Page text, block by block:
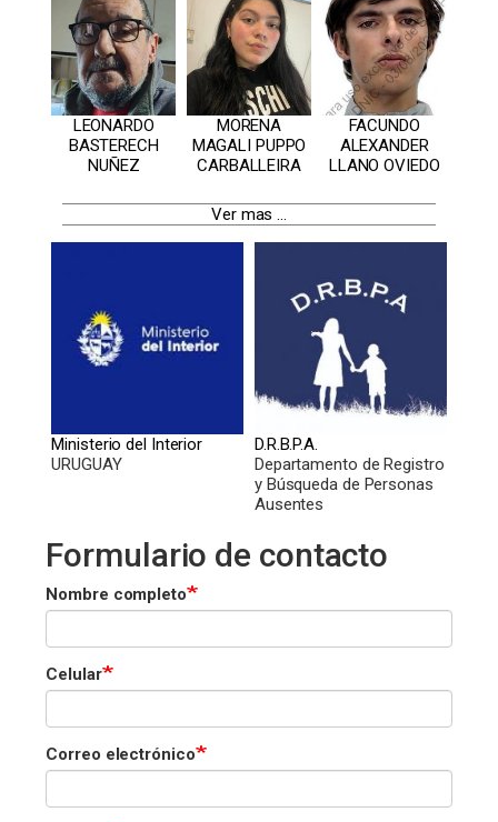
LEONARDO
BASTERECH
NUÑEZ
MORENA
MAGALI PUPPO
CARBALLEIRA
FACUNDO
ALEXANDER
LLANO OVIEDO
Ver mas ...
Ministerio del Interior
URUGUAY
D.R.B.P.A.
Departamento de Registro
y Búsqueda de Personas
Ausentes
Formulario de contacto
Nombre completo
Celular
Correo electrónico